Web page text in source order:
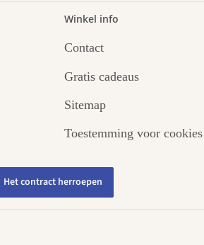
Winkel info
Contact
Gratis cadeaus
Sitemap
Toestemming voor
Het contract herroepen